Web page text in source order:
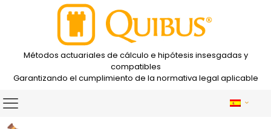
Métodos actuariales de cálculo e hipótesis insesgadas y
compatibles
Garantizando el cumplimiento de la normativa legal aplicable